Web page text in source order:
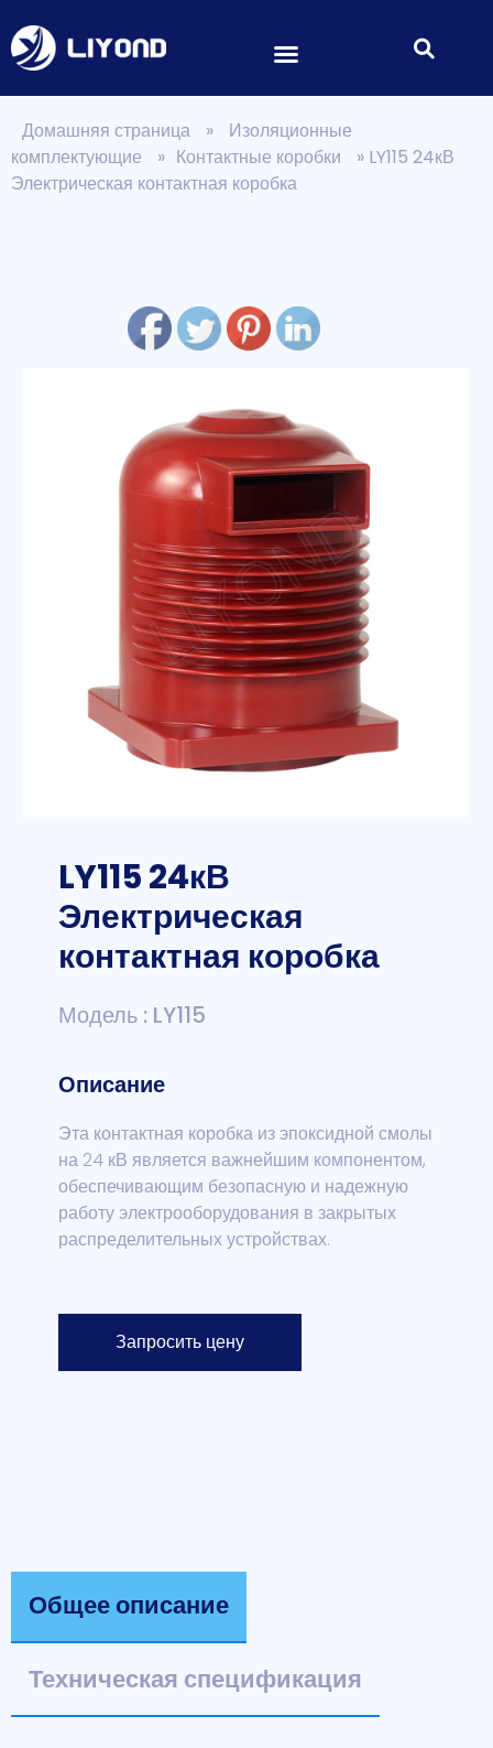
Домашняя страница »
Изоляционные
комплектующие
» Контактные коробки » LY115 24кВ
Электрическая контактная коробка
LY115 24кВ
Электрическая
контактная коробка
Модель : LY115
Описание
Эта контактная коробка из эпоксидной смолы
на 24 кВ является важнейшим компонентом,
обеспечивающим безопасную и надежную
работу электрооборудования в закрытых
распределительных устройствах.
Запросить цену
Общее описание
Техническая спецификация